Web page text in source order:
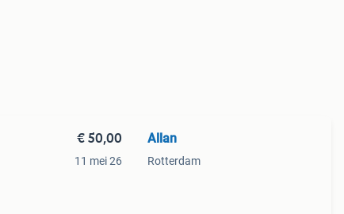
€ 50,00
11 mei 26
Allan
Rotterdam